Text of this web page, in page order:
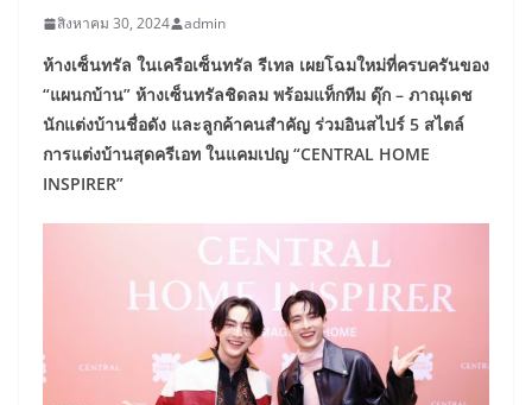
สิงหาคม 30, 2024 admin
ห้างเซ็นทรัล ในเครือเซ็นทรัล รีเทล เผยโฉมใหม่ที่ครบครันของ
“แผนกบ้าน” ห้างเซ็นทรัลชิดลม พร้อมแท็กทีม ดุ๊ก – ภาณุเดช
นักแต่งบ้านชื่อดัง และลูกค้าคนสำคัญ ร่วมอินสไปร์ 5 สไตล์
การแต่งบ้านสุดครีเอท ในแคมเปญ “CENTRAL HOME
INSPIRER”